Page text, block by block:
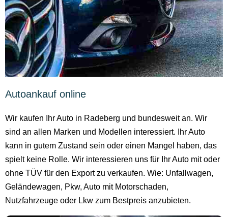
Autoankauf online
Wir kaufen Ihr Auto in Radeberg und bundesweit an. Wir
sind an allen Marken und Modellen interessiert. Ihr Auto
kann in gutem Zustand sein oder einen Mangel haben, das
spielt keine Rolle. Wir interessieren uns für Ihr Auto mit oder
ohne TÜV für den Export zu verkaufen. Wie: Unfallwagen,
Geländewagen, Pkw, Auto mit Motorschaden,
Nutzfahrzeuge oder Lkw zum Bestpreis anzubieten.